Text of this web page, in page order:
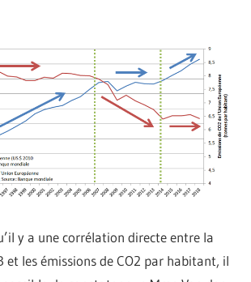
y a une corrélation directe entre la
et les émissions de CO2 par habitant, il